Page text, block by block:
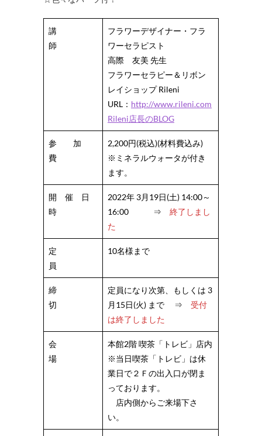
講
師
フラワーデザイナー・フラ
ワーセラピスト
高際 友美 先生
フラワーセラピー＆リボン
レイショップ Rileni
URL： http://www.rileni.com
Rileni店長のBLOG
参 加
費
2,200円(税込)(材料費込み)
※ミネラルウォータが付き
ます。
開 催 日
時
2022年 3月19日(土) 14:00～
16:00 ⇒ 終了しまし
た
定
員
10名様まで
締
切
定員になり次第、もしくは 3
月15日(火) まで ⇒ 受付
は終了しました
会
場
本館2階 喫茶「トレビ」店内
※当日喫茶「トレビ」は休
業日で２Ｆの出入口が閉ま
っております。
店内側からご来場下さ
い。